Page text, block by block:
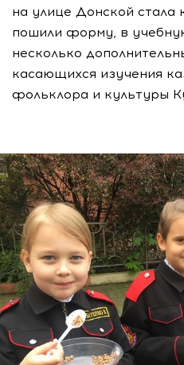
на улице Донской стала
пошили форму, в
несколько
касающихся изучения
фольклора и культуры